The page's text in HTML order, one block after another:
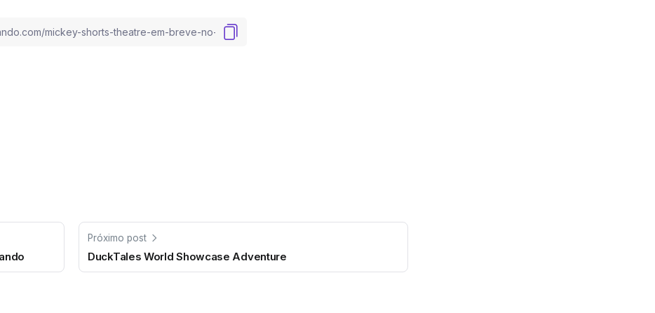
Próximo post
DuckTales World Showcase Adventure